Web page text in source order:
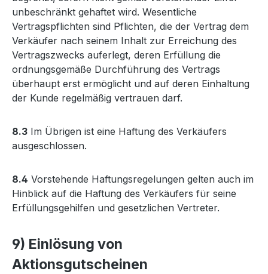
unbeschränkt gehaftet wird. Wesentliche
Vertragspflichten sind Pflichten, die der Vertrag dem
Verkäufer nach seinem Inhalt zur Erreichung des
Vertragszwecks auferlegt, deren Erfüllung die
ordnungsgemäße Durchführung des Vertrags
überhaupt erst ermöglicht und auf deren Einhaltung
der Kunde regelmäßig vertrauen darf.
8.3 Im Übrigen ist eine Haftung des Verkäufers
ausgeschlossen.
8.4 Vorstehende Haftungsregelungen gelten auch im
Hinblick auf die Haftung des Verkäufers für seine
Erfüllungsgehilfen und gesetzlichen Vertreter.
9) Einlösung von
Aktionsgutscheinen